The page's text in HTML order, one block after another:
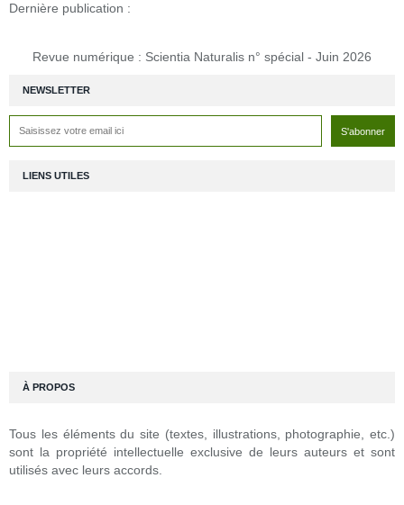
NEWSLETTER
Dernière publication :
Revue numérique : Scientia Naturalis n° spécial - Juin 2026
LIENS UTILES
À PROPOS
Tous les éléments du site (textes, illustrations, photographie, etc.)
sont la propriété intellectuelle exclusive de leurs auteurs et sont
utilisés avec leurs accords.